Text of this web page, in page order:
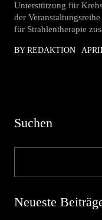
Unterstützung für
der
für Strahlentherapie
BY REDAKTION
Suchen
Neueste